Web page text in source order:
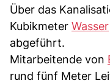
Über das
Kubikmeter Wasser
abgeführt.
Mitarbeitende von
rund fünf Meter